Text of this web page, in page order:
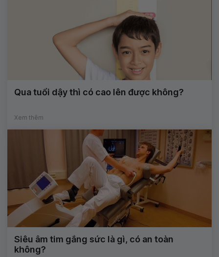
Qua tuổi dậy thì có cao lên được không?
Xem thêm
Siêu âm tim gắng sức là gì, có an toàn
không?